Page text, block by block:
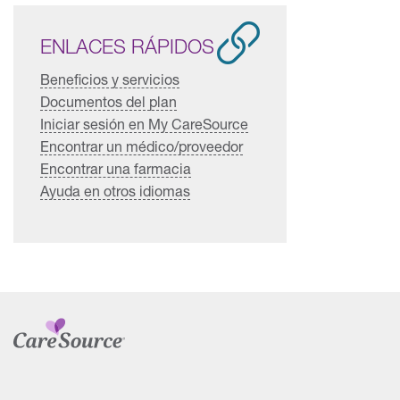
ENLACES RÁPIDOS
Beneficios y servicios
Documentos del plan
Iniciar sesión en My CareSource
Encontrar un médico/proveedor
Encontrar una farmacia
Ayuda en otros idiomas